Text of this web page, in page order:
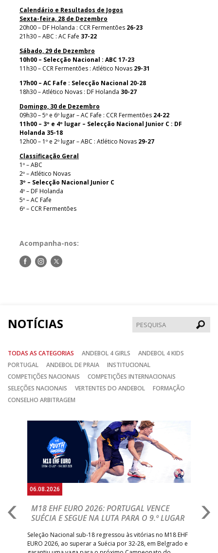
Calendário e Resultados de Jogos
Sexta-feira, 28 de Dezembro
20h00 – DF Holanda : CCR Fermentões 26-23
21h30 – ABC : AC Fafe 37-22
Sábado, 29 de Dezembro
10h00 – Selecção Nacional : ABC 17-23
11h30 – CCR Fermentões : Atlético Novas 29-31
17h00 – AC Fafe : Selecção Nacional 20-28
18h30 – Atlético Novas : DF Holanda 30-27
Domingo, 30 de Dezembro
09h30 – 5º e 6º lugar – AC Fafe : CCR Fermentões 24-22
11h00 – 3º e 4º lugar – Selecção Nacional Junior C : DF
Holanda 35-18
12h00 – 1º e 2º lugar – ABC : Atlético Novas 29-27
Classificação Geral
1º – ABC
2º – Atlético Novas
3º – Selecção Nacional Junior C
4º – DF Holanda
5º – AC Fafe
6º – CCR Fermentões
Acompanha-nos:
Siga-Siga-Siga-
NOTÍCIAS
TODAS AS CATEGORIAS ANDEBOL 4 GIRLS
ANDEBOL 4 KIDS
PORTUGAL
ANDEBOL DE PRAIA
INSTITUCIONAL
COMPETIÇÕES NACIONAIS
COMPETIÇÕES INTERNACIONAIS
SELEÇÕES NACIONAIS
VERTENTES DO ANDEBOL
FORMAÇÃO
CONSELHO ARBITRAGEM
06.08.2026
M18 EHF EURO 2026: PORTUGAL VENCE
SUÉCIA E SEGUE NA LUTA PARA O 9.º LUGAR
Seleção Nacional sub-18 regressou às vitórias no M18 EHF
EURO 2026, ao superar a Suécia por 32-28, em Belgrado e